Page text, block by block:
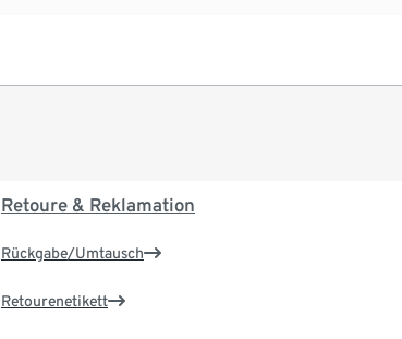
Retoure & Reklamation
Rückgabe/Umtausch
Retourenetikett